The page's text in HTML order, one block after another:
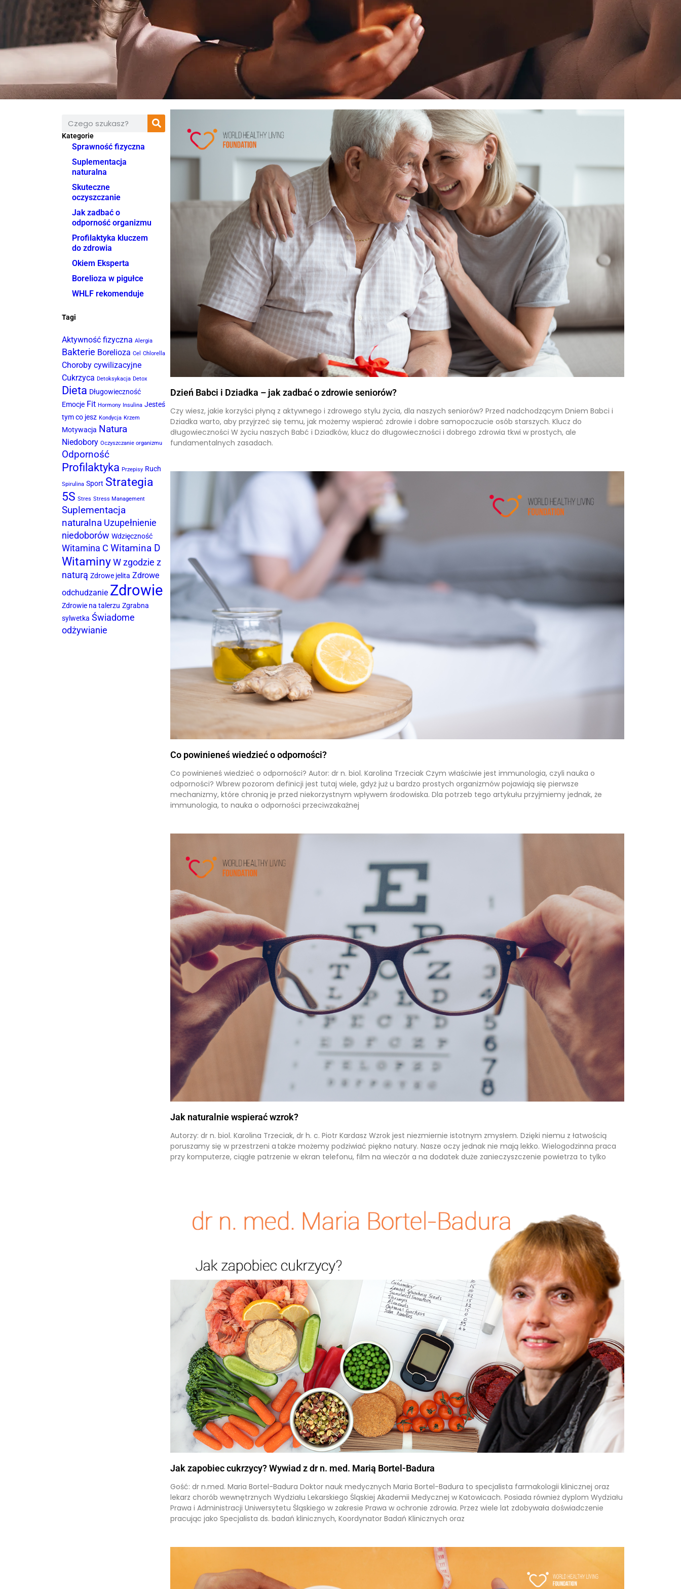
Kategorie
Sprawność fizyczna
Suplementacja
naturalna
Skuteczne
oczyszczanie
Jak zadbać o
odporność organizmu
Profilaktyka kluczem
do zdrowia
Okiem Eksperta
Borelioza w pigułce
WHLF rekomenduje
Tagi
Aktywność fizyczna Alergia
Bakterie Borelioza Cel Chlorella
Choroby cywilizacyjne
Cukrzyca Detoksykacja Detox
Dieta Długowieczność
Emocje Fit Hormony Insulina Jesteś
tym co jesz Kondycja Krzem
Motywacja Natura
Niedobory Oczyszczanie organizmu
Odporność
Profilaktyka Przepisy Ruch
Spirulina Sport Strategia
5S Stres Stress Management
Suplementacja
naturalna Uzupełnienie
niedoborów Wdzięczność
Witamina C Witamina D
WitaminyW zgodzie z
naturą Zdrowe jelita Zdrowe
odchudzanie Zdrowie
Zdrowie na talerzu Zgrabna
sylwetka Świadome
odżywianie
Dzień Babci i Dziadka – jak zadbać o zdrowie seniorów?
Czy wiesz, jakie korzyści płyną z aktywnego i zdrowego stylu życia, dla naszych seniorów? Przed nadchodzącym Dniem Babci i
Dziadka warto, aby przyjrzeć się temu, jak możemy wspierać zdrowie i dobre samopoczucie osób starszych. Klucz do
długowieczności W życiu naszych Babć i Dziadków, klucz do długowieczności i dobrego zdrowia tkwi w prostych, ale
fundamentalnych zasadach.
Co powinieneś wiedzieć o odporności?
Co powinieneś wiedzieć o odporności? Autor: dr n. biol. Karolina Trzeciak Czym właściwie jest immunologia, czyli nauka o
odporności? Wbrew pozorom definicji jest tutaj wiele, gdyż już u bardzo prostych organizmów pojawiają się pierwsze
mechanizmy, które chronią je przed niekorzystnym wpływem środowiska. Dla potrzeb tego artykułu przyjmiemy jednak, że
immunologia, to nauka o odporności przeciwzakaźnej
Jak naturalnie wspierać wzrok?
Autorzy: dr n. biol. Karolina Trzeciak, dr h. c. Piotr Kardasz Wzrok jest niezmiernie istotnym zmysłem. Dzięki niemu z łatwością
poruszamy się w przestrzeni a także możemy podziwiać piękno natury. Nasze oczy jednak nie mają lekko. Wielogodzinna praca
przy komputerze, ciągłe patrzenie w ekran telefonu, film na wieczór a na dodatek duże zanieczyszczenie powietrza to tylko
Jak zapobiec cukrzycy? Wywiad z dr n. med. Marią Bortel-Badura
Gość: dr n.med. Maria Bortel-Badura Doktor nauk medycznych Maria Bortel-Badura to specjalista farmakologii klinicznej oraz
lekarz chorób wewnętrznych Wydziału Lekarskiego Śląskiej Akademii Medycznej w Katowicach. Posiada również dyplom Wydziału
Prawa i Administracji Uniwersytetu Śląskiego w zakresie Prawa w ochronie zdrowia. Przez wiele lat zdobywała doświadczenie
pracując jako Specjalista ds. badań klinicznych, Koordynator Badań Klinicznych oraz